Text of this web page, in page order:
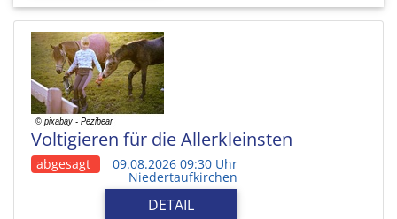
Voltigieren für die Allerkleinsten
abgesagt 09.08.2026 09:30 Uhr
Niedertaufkirchen
DETAIL